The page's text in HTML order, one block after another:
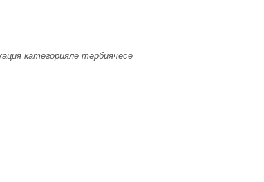
категорияле тәрбиячесе